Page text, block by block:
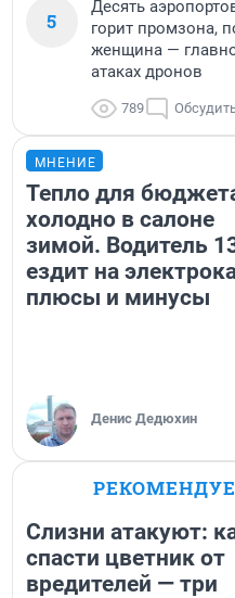
5
Десять
горит промзона,
женщина —
атаках дронов
789
МНЕНИЕ
Тепло для
холодно в салоне
зимой. Водитель
ездит на
плюсы и минусы
Денис Дедюхин
Слизни атакуют:
спасти цветник от
вредителей — три